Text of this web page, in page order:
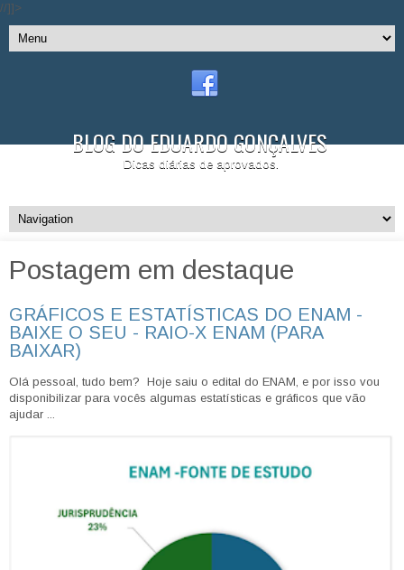
//]]>
BLOG DO EDUARDO GONÇALVES
Dicas diárias de aprovados.
Postagem em destaque
GRÁFICOS E ESTATÍSTICAS DO ENAM -
BAIXE O SEU - RAIO-X ENAM (PARA
BAIXAR)
Olá pessoal, tudo bem? Hoje saiu o edital do ENAM, e por isso vou
disponibilizar para vocês algumas estatísticas e gráficos que vão
ajudar ...